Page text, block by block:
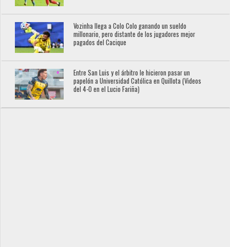
Vozinha llega a Colo Colo ganando un sueldo
millonario, pero distante de los jugadores mejor
pagados del Cacique
Entre San Luis y el árbitro le hicieron pasar un
papelón a Universidad Católica en Quillota (Videos
del 4-0 en el Lucio Fariña)